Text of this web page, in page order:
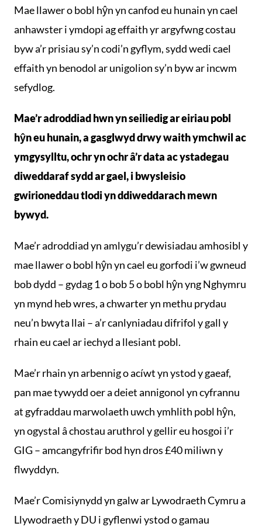
Mae llawer o bobl hŷn yn canfod eu hunain yn cael
anhawster i ymdopi ag effaith yr argyfwng costau
byw a’r prisiau sy’n codi’n gyflym, sydd wedi cael
effaith yn benodol ar unigolion sy’n byw ar incwm
sefydlog.
Mae’r adroddiad hwn yn seiliedig ar eiriau pobl
hŷn eu hunain, a gasglwyd drwy waith ymchwil ac
ymgysylltu, ochr yn ochr â’r data ac ystadegau
diweddaraf sydd ar gael, i bwysleisio
gwirioneddau tlodi yn ddiweddarach mewn
bywyd.
Mae’r adroddiad yn amlygu’r dewisiadau amhosibl y
mae llawer o bobl hŷn yn cael eu gorfodi i’w gwneud
bob dydd – gydag 1 o bob 5 o bobl hŷn yng Nghymru
yn mynd heb wres, a chwarter yn methu prydau
neu’n bwyta llai – a’r canlyniadau difrifol y gall y
rhain eu cael ar iechyd a llesiant pobl.
Mae’r rhain yn arbennig o acíwt yn ystod y gaeaf,
pan mae tywydd oer a deiet annigonol yn cyfrannu
at gyfraddau marwolaeth uwch ymhlith pobl hŷn,
yn ogystal â chostau aruthrol y gellir eu hosgoi i’r
GIG – amcangyfrifir bod hyn dros £40 miliwn y
flwyddyn.
Mae’r Comisiynydd yn galw ar Lywodraeth Cymru a
Llywodraeth y DU i gyflenwi ystod o gamau